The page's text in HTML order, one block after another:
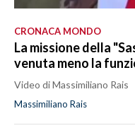
CRONACA MONDO
La missione della
venuta meno la
Video di Massimiliano Rais
Massimiliano Rais